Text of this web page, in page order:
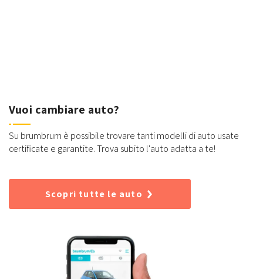
Vuoi cambiare auto?
Su brumbrum è possibile trovare tanti modelli di auto usate
certificate e garantite. Trova subito l'auto adatta a te!
Scopri tutte le auto